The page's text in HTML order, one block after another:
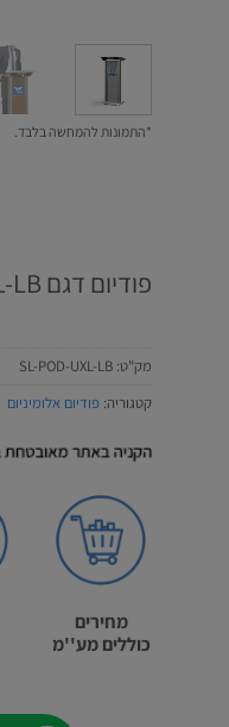
פודיום דגם POD-UXL-LB
מק"ט: SL-POD-UXL-LB
קטגוריה: פודיום אלומיניום
מחירים
כוללים מע''מ
*התמונות להמחשה בלבד.